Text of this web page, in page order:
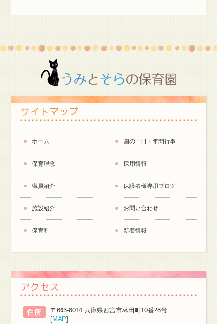
サイトマップ
ホーム
保育理念
職員紹介
施設紹介
保育料
園の一日・年間行事
採用情報
保護者様専用ブログ
お問い合わせ
新着情報
アクセス
住所
〒663-8014 兵庫県西宮市林田町10番28号
[MAP]